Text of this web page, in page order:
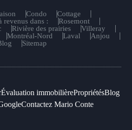
Condo
Cottage
revenus dans :
Rosemont
Rivière des prairies
Villeray
Montréal-Nord Laval
Anjou
Sitemap
Évaluation immobilièrePropriétésBlog
Contactez Mario Conte